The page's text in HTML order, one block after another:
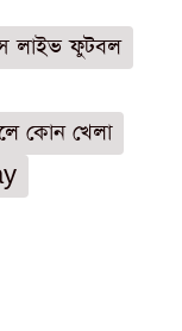
লাইভ ফুটবল
কোন খেলা